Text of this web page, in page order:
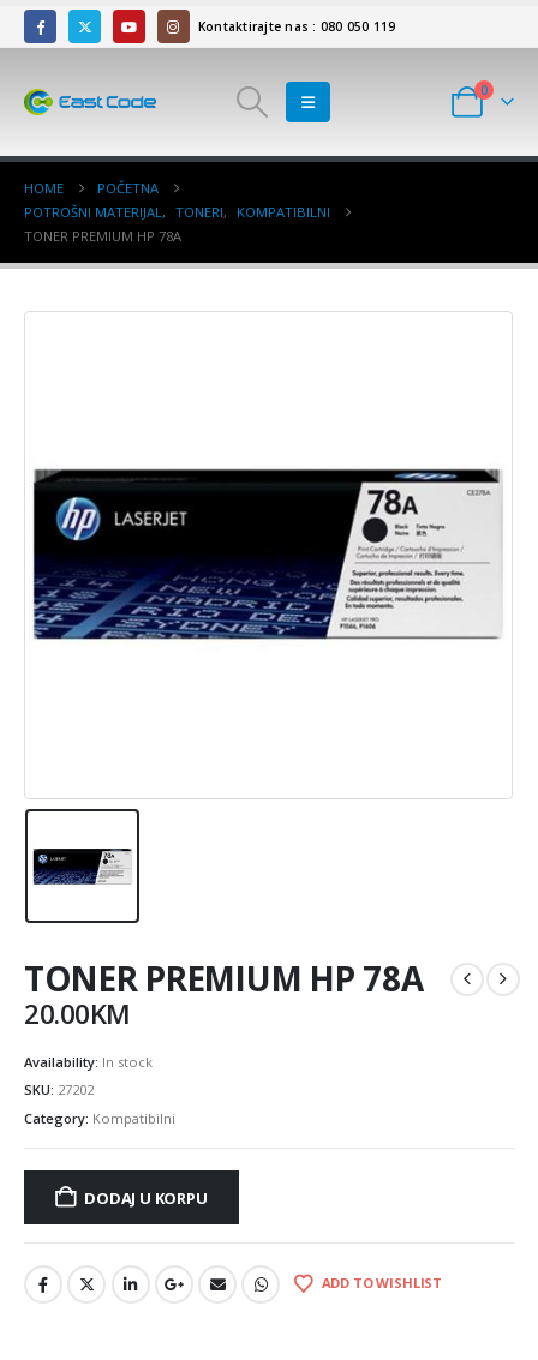
Kontaktirajte nas : 080 050 119
0
HOME
POČETNA
POTROŠNI MATERIJAL, TONERI,
KOMPATIBILNI
TONER PREMIUM HP 78A
TONER PREMIUM HP 78A
20.00KM
Availability: In stock
SKU: 27202
Category: Kompatibilni
DODAJ U KORPU
ADD TO WISHLIST